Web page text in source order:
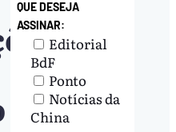
QUE DESEJA
ASSINAR:
Editorial
BdF
Ponto
Notícias da
China